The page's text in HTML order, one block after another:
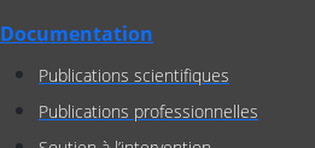
Documentation
Publications scientifiques
Publications professionnelles